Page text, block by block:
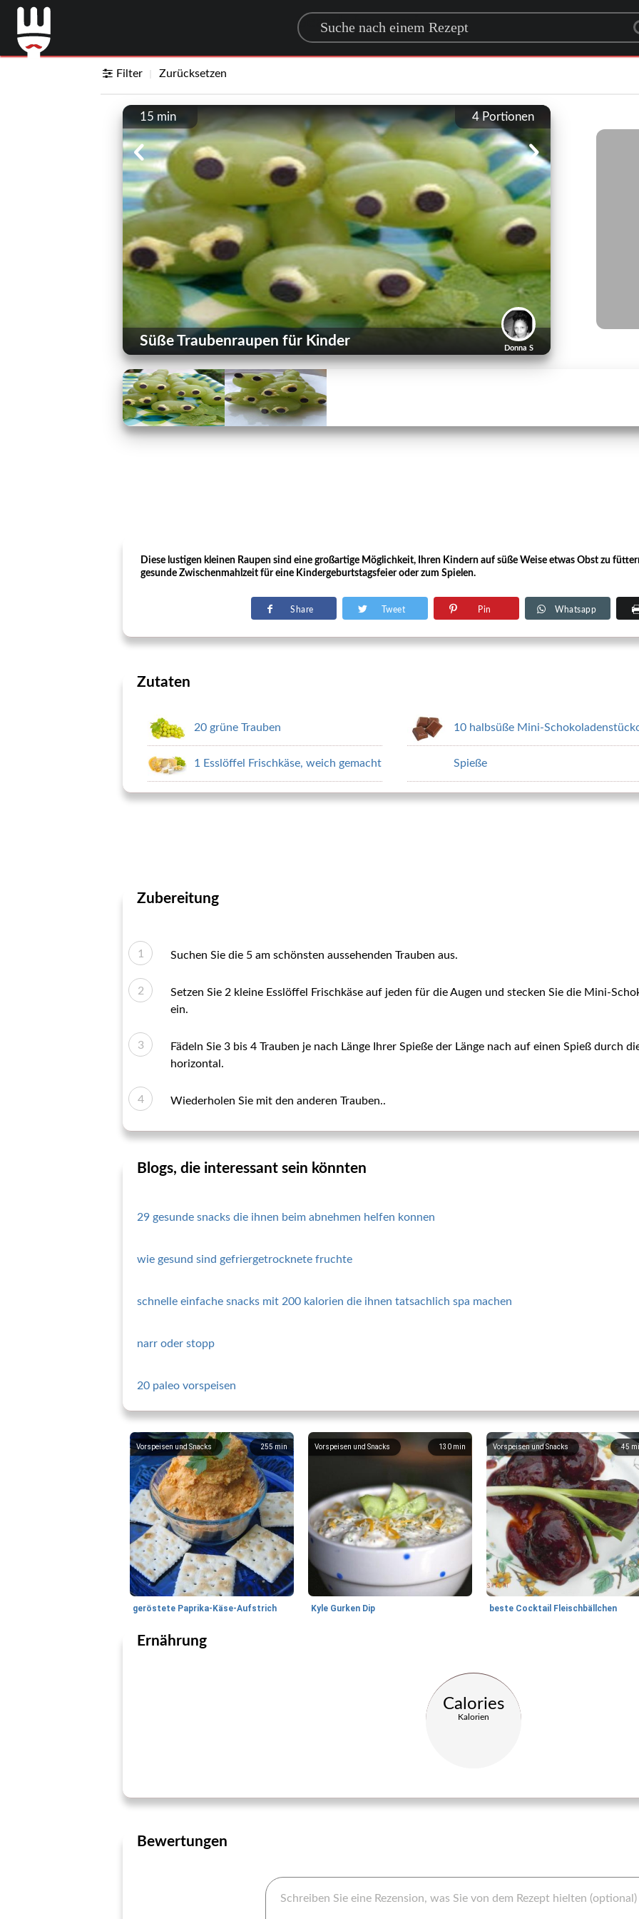
Search for a recipe
Filter Zurücksetzen
4Portionen
15 min
Donna S
Süße Traubenraupen für Kinder
Diese lustigen kleinen Raupen sind eine großartige Möglichkeit, Ihren Kindern auf süße Weise etwas Obst zu
gesunde Zwischenmahlzeit für eine Kindergeburtstagsfeier oder zum Spielen.
Share Tweet Pin Whatsapp
Zutaten
20 grüne Trauben
1 Esslöffel Frischkäse, weich gemacht
10 halbsüße Mini-
Spieße
Zubereitung
Suchen Sie die 5 am schönsten aussehenden Trauben aus.
Setzen Sie 2 kleine Esslöffel Frischkäse auf jeden für die Augen und stecken Sie die Mini-
ein.
Fädeln Sie 3 bis 4 Trauben je nach Länge Ihrer Spieße der Länge nach auf einen Spieß durch
horizontal.
Wiederholen Sie mit den anderen Trauben..
Blogs, die interessant sein könnten
29 gesunde snacks die ihnen beim abnehmen helfen konnen
wie gesund sind gefriergetrocknete fruchte
schnelle einfache snacks mit 200 kalorien die ihnen tatsachlich spa machen
narr oder stopp
20 paleo vorspeisen
255min
Vorspeisen und Snacks
geröstete Paprika-Käse-Aufstrich
130 min
Vorspeisen und Snacks
Kyle Gurken Dip
45
Vorspeisen und Snacks
beste Cocktail Fleischbällchen
Ernährung
Calories
Kalorien
Bewertungen